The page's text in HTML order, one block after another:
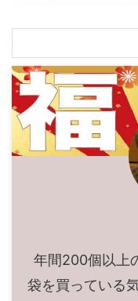
年間200個以上
袋を買っている